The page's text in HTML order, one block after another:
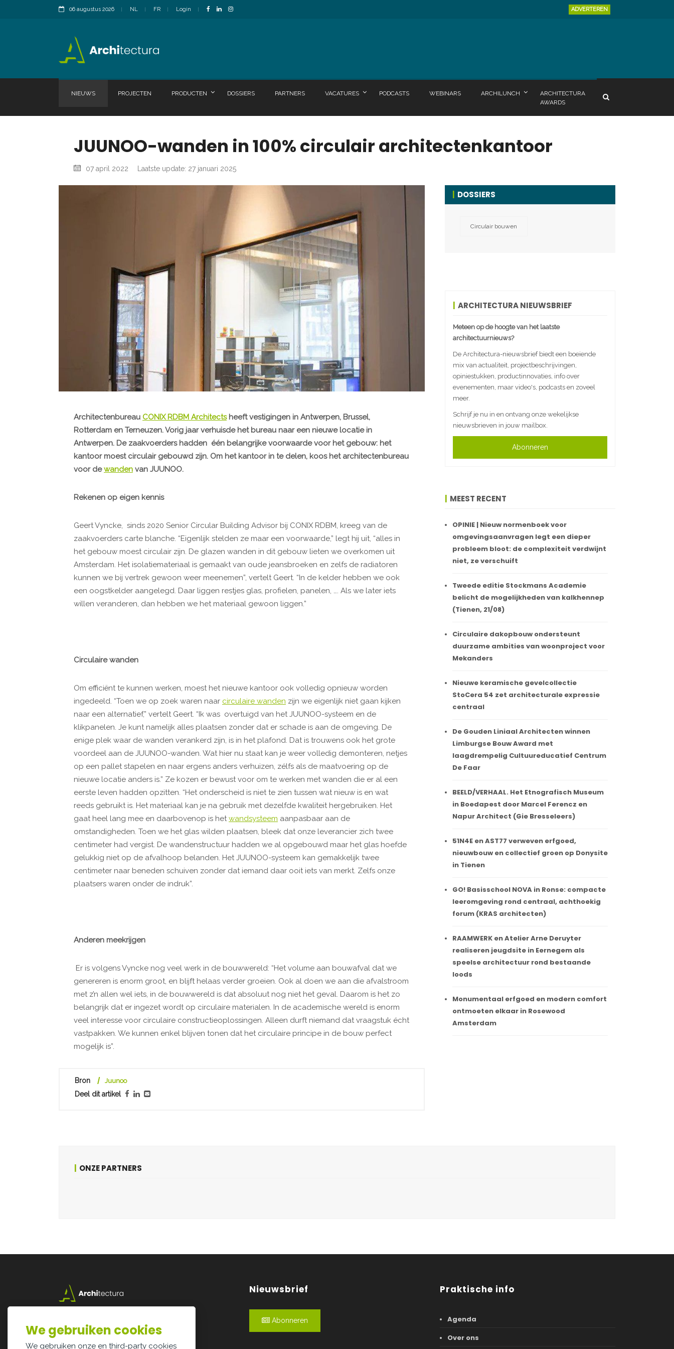
06 augustus 2026 NL FR Login ADVERTEREN
NIEUWS PROJECTEN PRODUCTEN DOSSIERS PARTNERS VACATURES PODCASTS WEBINARS ARCHILUNCH
ARCHITECTURA
AWARDS
JUUNOO-wanden in 100% circulair architectenkantoor
07 april 2022 Laatste update: 27 januari 2025
Architectenbureau CONIX RDBM Architectsheeft vestigingen in Antwerpen, Brussel,
Rotterdam en Terneuzen. Vorig jaar verhuisde het bureau naar een nieuwe locatie in
Antwerpen. De zaakvoerders hadden één belangrijke voorwaarde voor het gebouw: het
kantoor moest circulair gebouwd zijn. Om het kantoor in te delen, koos het architectenbureau
voor dewanden van JUUNOO.
Rekenen op eigen kennis
Geert Vyncke, sinds 2020 Senior Circular Building Advisor bij CONIX RDBM, kreeg van de
zaakvoerders carte blanche. “Eigenlijk stelden ze maar een voorwaarde,” legt hij uit, “alles in
het gebouw moest circulair zijn. De glazen wanden in dit gebouw lieten we overkomen uit
Amsterdam. Het isolatiemateriaal is gemaakt van oude jeansbroeken en zelfs de radiatoren
kunnen we bij vertrek gewoon weer meenemen”, vertelt Geert. “In de kelder hebben we ook
een oogstkelder aangelegd. Daar liggen restjes glas, profielen, panelen, …. Als we later iets
willen veranderen, dan hebben we het materiaal gewoon liggen.”
Circulaire wanden
Om efficiënt te kunnen werken, moest het nieuwe kantoor ook volledig opnieuw worden
ingedeeld. “Toen we op zoek waren naar circulaire wanden zijn we eigenlijk niet gaan kijken
naar een alternatief,” vertelt Geert. “Ik was overtuigd van het JUUNOO-systeem en de
klikpanelen. Je kunt namelijk alles plaatsen zonder dat er schade is aan de omgeving. De
enige plek waar de wanden verankerd zijn, is in het plafond. Dat is trouwens ook het grote
voordeel aan de JUUNOO-wanden. Wat hier nu staat kan je weer volledig demonteren, netjes
op een pallet stapelen en naar ergens anders verhuizen, zélfs als de maatvoering op de
nieuwe locatie anders is.” Ze kozen er bewust voor om te werken met wanden die er al een
eerste leven hadden opzitten. “Het onderscheid is niet te zien tussen wat nieuw is en wat
reeds gebruikt is. Het materiaal kan je na gebruik met dezelfde kwaliteit hergebruiken. Het
gaat heel lang mee en daarbovenop is hetwandsysteem aanpasbaar aan de
omstandigheden. Toen we het glas wilden plaatsen, bleek dat onze leverancier zich twee
centimeter had vergist. De wandenstructuur hadden we al opgebouwd maar het glas hoefde
gelukkig niet op de afvalhoop belanden. Het JUUNOO-systeem kan gemakkelijk twee
centimeter naar beneden schuiven zonder dat iemand daar ooit iets van merkt. Zelfs onze
plaatsers waren onder de indruk”.
Anderen meekrijgen
Er is volgens Vyncke nog veel werk in de bouwwereld: “Het volume aan bouwafval dat we
genereren is enorm groot, en blijft helaas verder groeien. Ook al doen we aan die afvalstroom
met z’n allen wel iets, in de bouwwereld is dat absoluut nog niet het geval. Daarom is het zo
belangrijk dat er ingezet wordt op circulaire materialen. In de academische wereld is enorm
veel interesse voor circulaire constructieoplossingen. Alleen durft niemand dat vraagstuk écht
vastpakken. We kunnen enkel blijven tonen dat het circulaire principe in de bouw perfect
mogelijk is”.
Bron Juunoo
Deel dit artikel
DOSSIERS
Circulair bouwen
ARCHITECTURA NIEUWSBRIEF
Meteen op de hoogte van het laatste
architectuurnieuws?
De Architectura-nieuwsbrief biedt een boeiende
mix van actualiteit, projectbeschrijvingen,
opiniestukken, productinnovaties, info over
evenementen, maar video's, podcasts en zoveel
meer.
Schrijf je nu in en ontvang onze wekelijkse
nieuwsbrieven in jouw mailbox.
Abonneren
MEEST RECENT
OPINIE | Nieuw normenboek voor
omgevingsaanvragen legt een dieper
probleem bloot: de complexiteit verdwijnt
niet, ze verschuift
Tweede editie Stockmans Academie
belicht de mogelijkheden van kalkhennep
(Tienen, 21/08)
Circulaire dakopbouw ondersteunt
duurzame ambities van woonproject voor
Mekanders
Nieuwe keramische gevelcollectie
StoCera 54 zet architecturale expressie
centraal
De Gouden Liniaal Architecten winnen
Limburgse Bouw Award met
laagdrempelig Cultuureducatief Centrum
De Faar
BEELD/VERHAAL. Het Etnografisch Museum
in Boedapest door Marcel Ferencz en
Napur Architect (Gie Bresseleers)
51N4E en AST77 verweven erfgoed,
nieuwbouw en collectief groen op Donysite
in Tienen
GO! Basisschool NOVA in Ronse: compacte
leeromgeving rond centraal, achthoekig
forum (KRAS architecten)
RAAMWERK en Atelier Arne Deruyter
realiseren jeugdsite in Eernegem als
speelse architectuur rond bestaande
loods
Monumentaal erfgoed en modern comfort
ontmoeten elkaar in Rosewood
Amsterdam
ONZE PARTNERS
3500 Hasselt
info@architectura.be
Nieuwsbrief
Abonneren
Praktische info
Agenda
Over ons
We gebruiken cookies
We gebruiken onze en third-party cookies